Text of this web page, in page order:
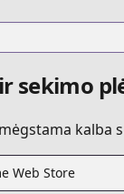
sekimo
Web Store